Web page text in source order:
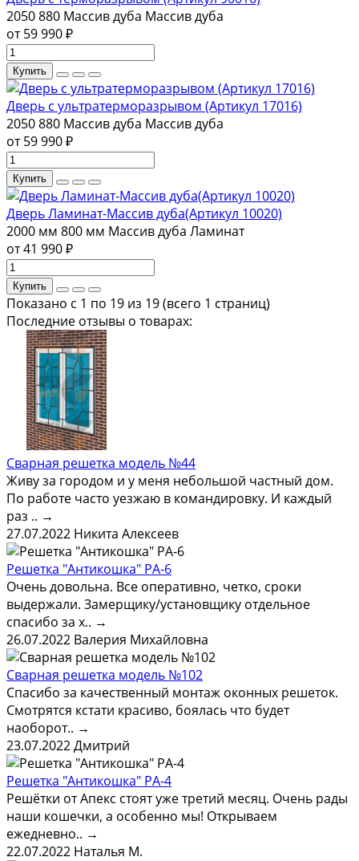
2050880 Массив дуба Массив дуба
от 59 990 ₽
Купить
Дверь с ультратерморазрывом (Артикул 17016)
2050880 Массив дуба Массив дуба
от 59 990 ₽
Купить
Дверь Ламинат-Массив дуба(Артикул 10020)
2000 мм 800 мм Массив дуба Ламинат
от 41 990 ₽
Купить
Показано с 1 по 19 из 19 (всего 1 страниц)
Последние отзывы о товарах:
Сварная решетка модель №44
Живу за городом и у меня небольшой частный дом.
По работе часто уезжаю в командировку. И каждый
раз .. →
27.07.2022 Никита Алексеев
Решетка "Антикошка" РА-6
Очень довольна. Все оперативно, четко, сроки
выдержали. Замерщику/установщику отдельное
спасибо за х.. →
26.07.2022 Валерия Михайловна
Сварная решетка модель №102
Спасибо за качественный монтаж оконных решеток.
Смотрятся кстати красиво, боялась что будет
наоборот.. →
23.07.2022Дмитрий
Решетка "Антикошка" РА-4
Решётки от Апекс стоят уже третий месяц. Очень рады
наши кошечки, а особенно мы! Открываем
ежедневно.. →
22.07.2022 Наталья М.